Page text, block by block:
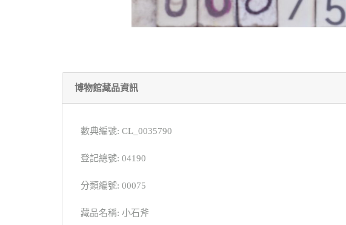
博物館藏品資訊
數典編號: CL_0035790
登記總號: 04190
分類編號: 00075
藏品名稱: 小石斧